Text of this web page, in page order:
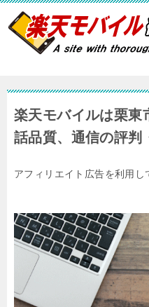
楽天モバイルは栗東
話品質、通信の評判
アフィリエイト広告を利用し